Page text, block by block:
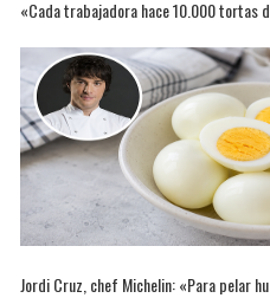
«Cada trabajadora hace 10.000 tortas
Jordi Cruz, chef Michelin: «Para pelar